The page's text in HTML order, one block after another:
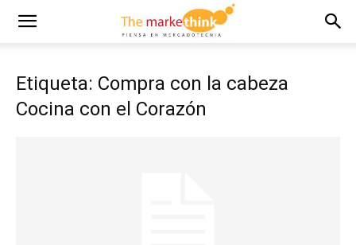
Etiqueta: Compra con la cabeza
Cocina con el Corazón